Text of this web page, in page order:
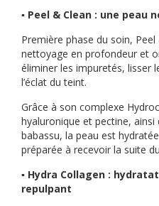
▪️ Peel & Clean : une peau
Première phase du soin,
nettoyage en profondeur et
éliminer les impuretés, lisser
l’éclat du teint.
Grâce à son complexe
hyaluronique et pectine, ainsi
babassu, la peau est
préparée à recevoir la suite
▪️ Hydra Collagen :
repulpant